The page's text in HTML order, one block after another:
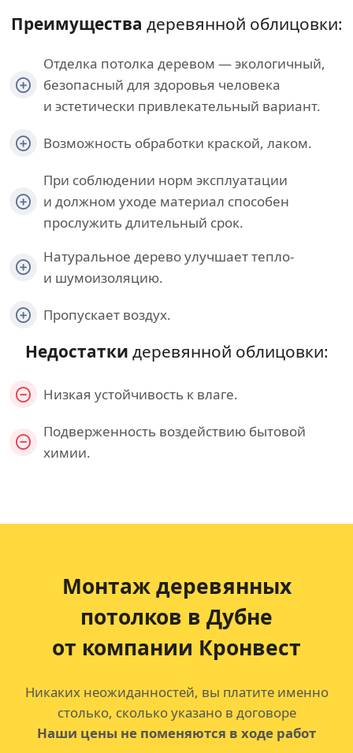
Преимущества деревянной облицовки:
Отделка потолка деревом — экологичный,
безопасный для здоровья человека
и эстетически привлекательный вариант.
Возможность обработки краской, лаком.
При соблюдении норм эксплуатации
и должном уходе материал способен
прослужить длительный срок.
Натуральное дерево улучшает тепло-
и шумоизоляцию.
Пропускает воздух.
Недостатки деревянной облицовки:
Низкая устойчивость к влаге.
Подверженность воздействию бытовой
химии.
Монтаж деревянных
потолков в Дубне
от компании Кронвест
Никаких неожиданностей, вы платите именно
столько, сколько указано в договоре
Наши цены не поменяются в ходе работ